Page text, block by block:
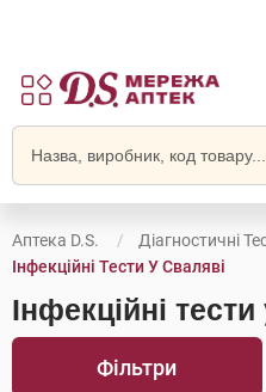
Аптека D.S. Діагностичні
Інфекційні Тести У Сваляві
Інфекційні
Фільтри